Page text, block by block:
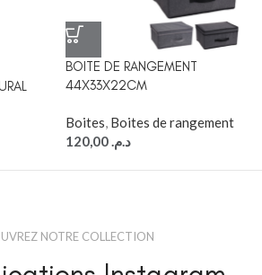
BOITE DE RANGEMENT
44X33X22CM
Boites, Boites de rangement
د.م.
NOTRE COLLECTION